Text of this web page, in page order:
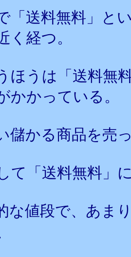
「送料無料」と
く経つ。
ほうは「送料無
かかっている。
儲かる商品を売
て「送料無料」
な値段で、あま